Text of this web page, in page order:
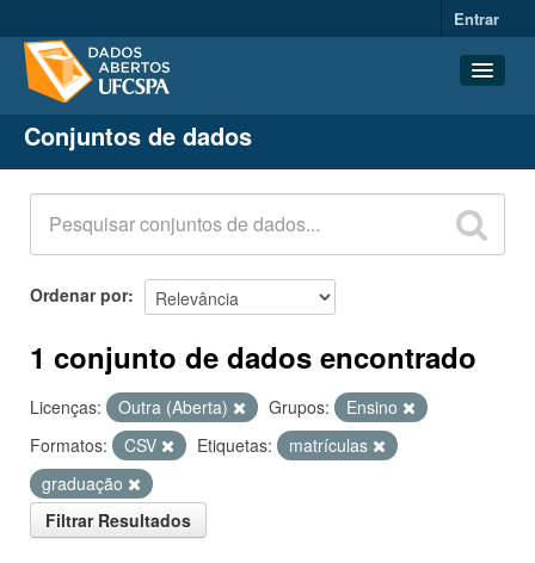
Entrar
Conjuntos de dados
Organizações
Grupos
Sobre
Conjuntos de dados
Ordenar por
1 conjunto de dados encontrado
Licenças: Outra (Aberta) Grupos:
Ensino
Formatos:
CSV Etiquetas:
matrículas
graduação
Filtrar Resultados